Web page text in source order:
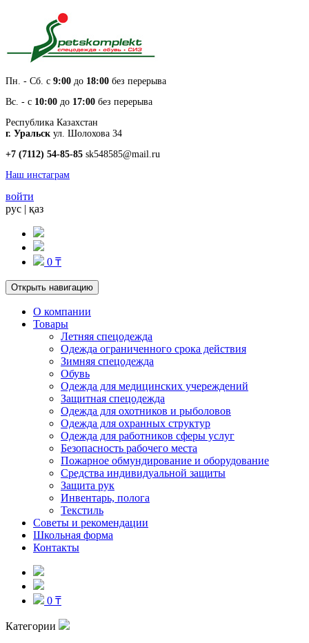
Пн. - Cб. с 9:00 до 18:00 без перерыва
Вс. - с 10:00 до 17:00 без перерыва
Республика Казахстан
г. Уральск ул. Шолохова 34
+7 (7112) 54-85-85 sk548585@mail.ru
Наш инстаграм
войти
рус | қаз
0 ₸
Открыть навигацию
О компании
Товары
Летняя спецодежда
Одежда ограниченного срока действия
Зимняя спецодежда
Обувь
Одежда для медицинских учереждений
Защитная спецодежда
Одежда для охотников и рыболовов
Одежда для охранных структур
Одежда для работников сферы услуг
Безопасность рабочего места
Пожарное обмундирование и оборудование
Средства индивидуальной защиты
Защита рук
Инвентарь, полога
Текстиль
Советы и рекомендации
Школьная форма
Контакты
0 ₸
Категории